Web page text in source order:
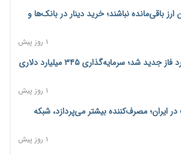
ارز باقی‌مانده نباشند؛ خرید دینار در بانک‌ها و
۱ روز پیش
جنگ کریدورها وارد فاز جدید شد؛ سرمایه‌گذاری ۳۴۵ میلیارد دلاری
۱ روز پیش
ایران؛ مصرف‌کننده بیشتر می‌پردازد، شبکه
۱ روز پیش